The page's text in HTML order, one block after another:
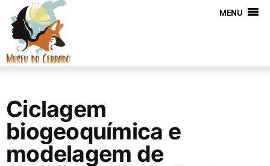
MENU
Ciclagem
biogeoquímica e
modelagem de